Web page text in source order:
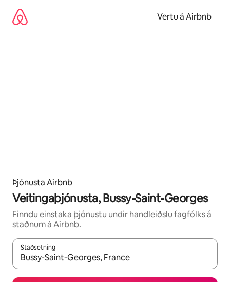
beint
Vertu á Airbnb
Þjónusta Airbnb
Veitingaþjónusta, Bussy-Saint-Georges
Finndu einstaka þjónustu undir handleiðslu fagfólks á
staðnum á Airbnb.
Staðsetning
Þegar niðurstöður liggja fyrir skaltu nota upp og niður